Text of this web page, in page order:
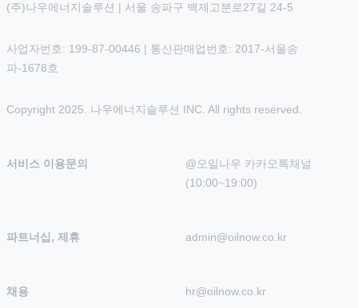
(주)나우에너지솔루션 | 서울 송파구 백제고분로27길 24-5
사업자번호: 199-87-00446 | 통신판매업번호: 2017-서울송
파-1678호
Copyright 2025. 나우에너지솔루션 INC. All rights reserved.
서비스 이용문의
@오일나우 카카오톡채널
(10:00~19:00)
파트너십, 제휴 admin@oilnow.co.kr
채용 hr@oilnow.co.kr